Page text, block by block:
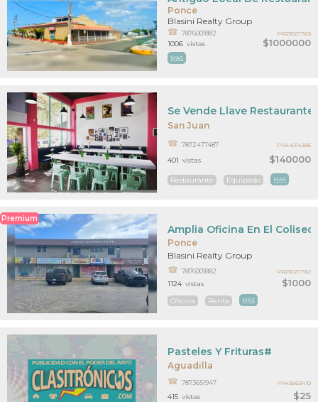
Ponce
$1000000
Blasini Realty Group
7876001882
MAS
1006 vistas
PR23027763
San Juan
$140000
Se Vende Llave
7872477487
Restaurante Equipado MAS
401 vistas
PR44014385
Premium
Ponce
$1000
Amplia Oficina En El
Blasini Realty Group
7876001882
Oficina Renta MAS
1124 vistas
PR23027762
Aguadilla
$25
Pasteles Y Frituras#
7873651947
415 vistas
PR43663410